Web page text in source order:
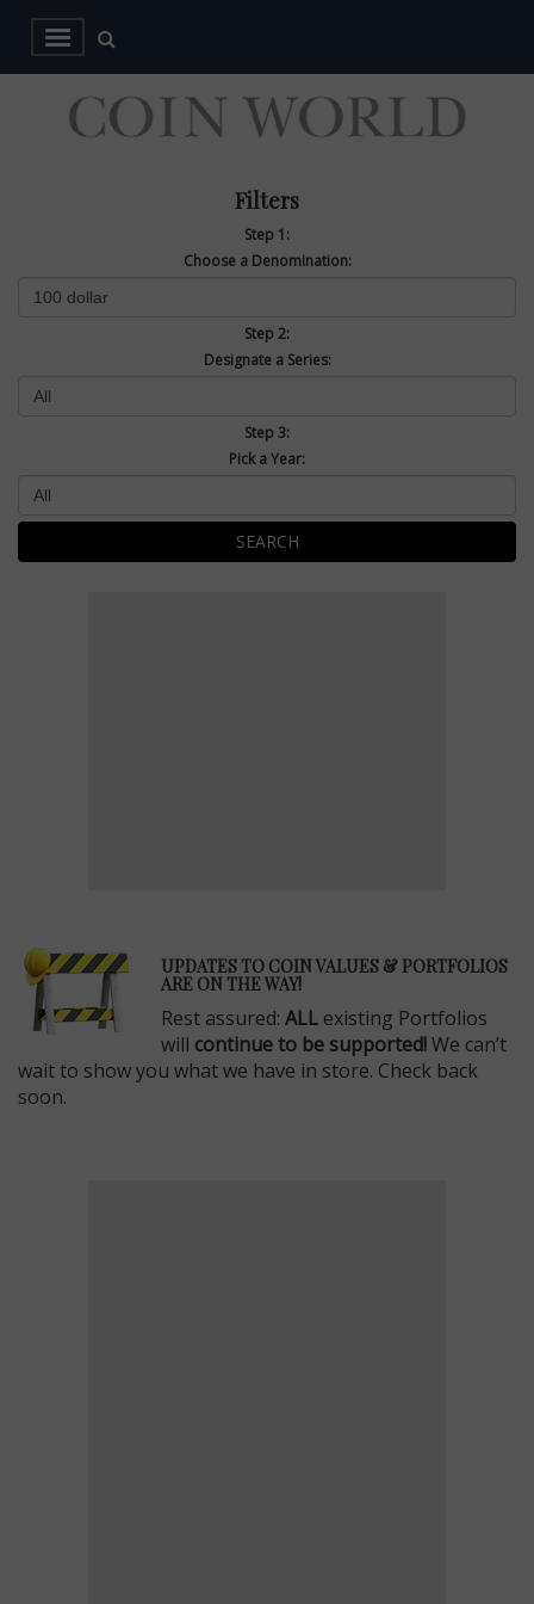
Filters
Step 1:
Choose a Denomination:
Step 2:
Designate a Series:
Step 3:
Pick a Year:
SEARCH
UPDATES TO COIN VALUES & PORTFOLIOS
ARE ON THE WAY!
Rest assured: ALL existing Portfolios
will continue to be supported!We can’t
wait to show you what we have in store. Check back
soon.